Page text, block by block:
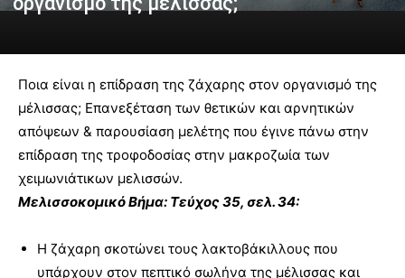
Ποια είναι η επίδραση της ζάχαρης στον οργανισμό της
μέλισσας; Επανεξέταση των θετικών και αρνητικών
απόψεων & παρουσίαση μελέτης που έγινε πάνω στην
επίδραση της τροφοδοσίας στην μακροζωία των
χειμωνιάτικων μελισσών.
Μελισσοκομικό Βήμα: Τεύχος 35, σελ. 34:
Η ζάχαρη σκοτώνει τους λακτοβάκιλλους που
υπάρχουν στον πεπτικό σωλήνα της μέλισσας και